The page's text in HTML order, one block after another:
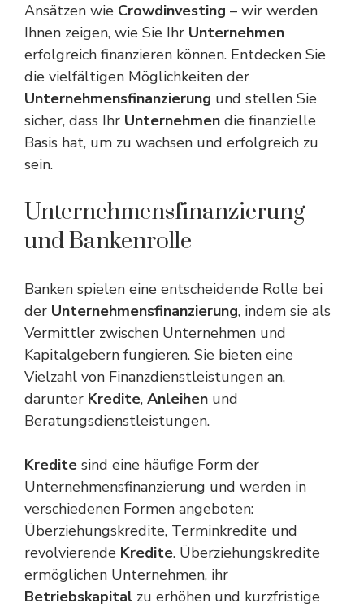
Ansätzen wie Crowdinvesting – wir werden
Ihnen zeigen, wie Sie Ihr Unternehmen
erfolgreich finanzieren können. Entdecken Sie
die vielfältigen Möglichkeiten der
Unternehmensfinanzierung und stellen Sie
sicher, dass Ihr Unternehmen die finanzielle
Basis hat, um zu wachsen und erfolgreich zu
sein.
Unternehmensfinanzierung
und Bankenrolle
Banken spielen eine entscheidende Rolle bei
der Unternehmensfinanzierung, indem sie als
Vermittler zwischen Unternehmen und
Kapitalgebern fungieren. Sie bieten eine
Vielzahl von Finanzdienstleistungen an,
darunter Kredite, Anleihen und
Beratungsdienstleistungen.
Kredite sind eine häufige Form der
Unternehmensfinanzierung und werden in
verschiedenen Formen angeboten:
Überziehungskredite, Terminkredite und
revolvierende Kredite. Überziehungskredite
ermöglichen Unternehmen, ihr
Betriebskapital zu erhöhen und kurzfristige